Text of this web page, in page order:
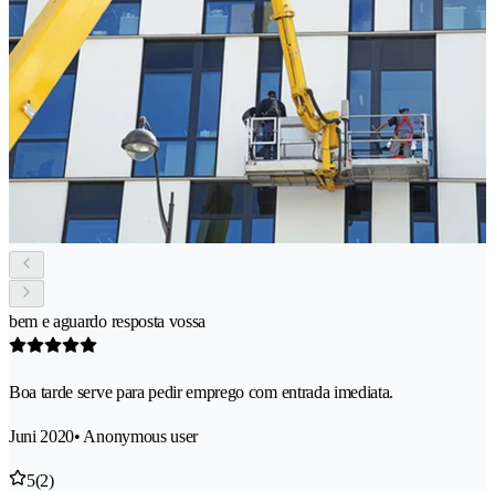
bem e aguardo resposta vossa
Boa tarde serve para pedir emprego com entrada imediata.
Juni 2020• Anonymous user
5(2)